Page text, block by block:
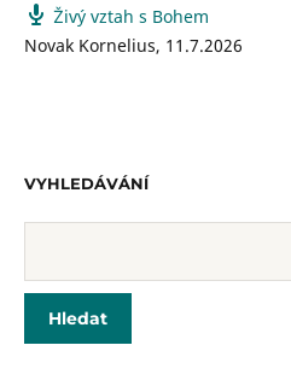
Živý vztah s Bohem
Novak Kornelius, 11.7.2026
VYHLEDÁVÁNÍ